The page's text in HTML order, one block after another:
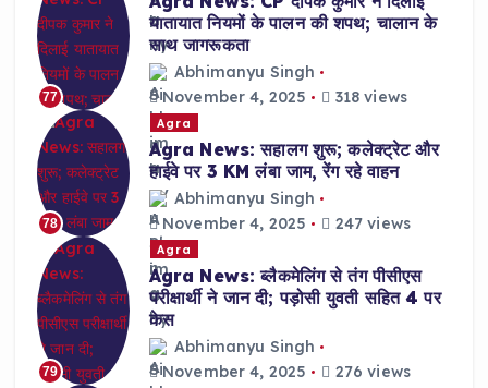
77
यातायात नियमों के पालन की शपथ; चालान के
साथ जागरूकता
Abhimanyu Singh
November 4, 2025
318 views
78
Agra
Agra News: सहालग शुरू; कलेक्ट्रेट और
हाईवे पर 3 KM लंबा जाम, रेंग रहे वाहन
Abhimanyu Singh
November 4, 2025
247 views
79
Agra
Agra News: ब्लैकमेलिंग से तंग पीसीएस
परीक्षार्थी ने जान दी; पड़ोसी युवती सहित 4 पर
केस
Abhimanyu Singh
November 4, 2025
276 views